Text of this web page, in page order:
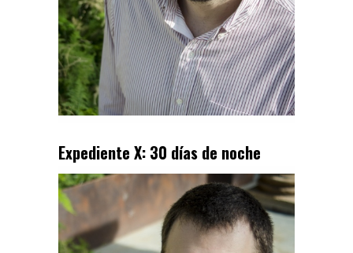
Expediente X: 30 días de noche